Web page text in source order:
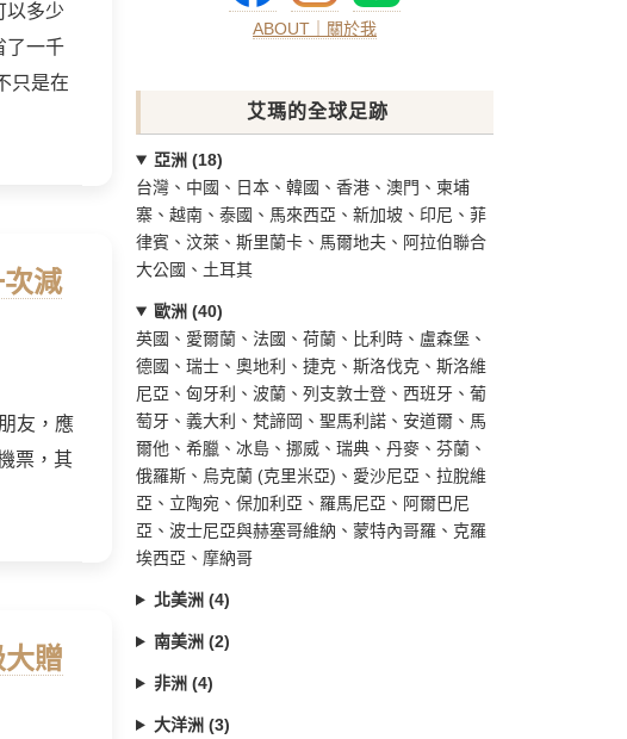
以多少
了一千
只是在
減
友，應
票，其
贈
ABOUT｜關於我
艾瑪的全球足跡
亞洲 (18)
台灣、中國、日本、韓國、香港、澳門、柬埔
寨、越南、泰國、馬來西亞、新加坡、印尼、菲
律賓、汶萊、斯里蘭卡、馬爾地夫、阿拉伯聯合
大公國、土耳其
歐洲 (40)
英國、愛爾蘭、法國、荷蘭、比利時、盧森堡、
德國、瑞士、奧地利、捷克、斯洛伐克、斯洛維
尼亞、匈牙利、波蘭、列支敦士登、西班牙、葡
萄牙、義大利、梵諦岡、聖馬利諾、安道爾、馬
爾他、希臘、冰島、挪威、瑞典、丹麥、芬蘭、
俄羅斯、烏克蘭 (克里米亞)、愛沙尼亞、拉脫維
亞、立陶宛、保加利亞、羅馬尼亞、阿爾巴尼
亞、波士尼亞與赫塞哥維納、蒙特內哥羅、克羅
埃西亞、摩納哥
北美洲 (4)
南美洲 (2)
非洲 (4)
大洋洲 (3)